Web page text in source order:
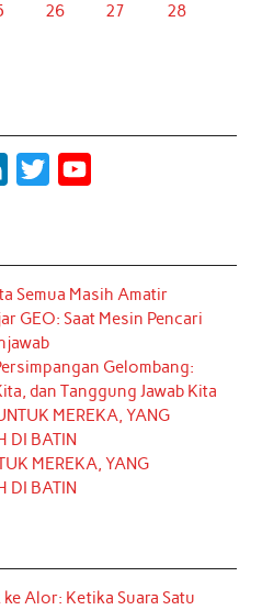
26 27
28
k
e
d
I
n
t
t
r
T
u
e
Semua Masih Amatir
GEO: Saat Mesin Pencari
Gelombang:
dan Tanggung Jawab Kita
MEREKA, YANG
DI BATIN
MEREKA, YANG
DI BATIN
Alor: Ketika Suara Satu